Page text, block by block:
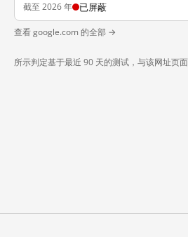
截至 2026 年 已屏蔽
查看 google.com 的全部 →
所示判定基于最近 90 天的测试，与该网址页面